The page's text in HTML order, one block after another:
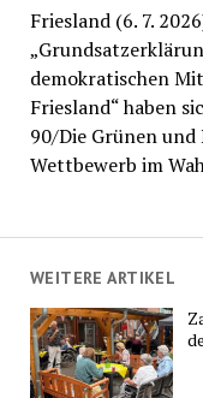
Friesland (6. 7.
demokratischen
Friesland“ haben
90/Die Grünen
Wettbewerb im
WEITERE ARTIKEL